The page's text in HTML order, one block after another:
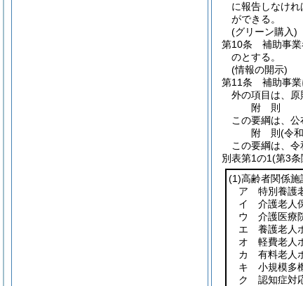
に報告しなけれ
ができる。
(グリーン購入)
第10条
補助事
のとする。
(情報の開示)
第11条
補助事業
外の項目は、原
附 則
この要綱は、
附 則(令
この要綱は、令
別表第1の1(第3条
(1)高齢者関係
ア 特別養護
イ 介護老人
ウ 介護医療
エ 養護老人
オ 軽費老人
カ 有料老人
キ 小規模多
ク 認知症対